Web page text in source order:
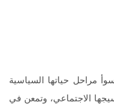
مراحل حياتها السياسية
الاجتماعي، وتمعن في